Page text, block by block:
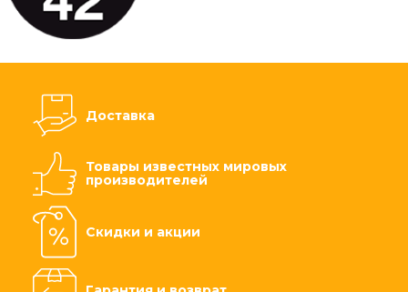
Доставка
Товары известных мировых
производителей
Скидки и акции